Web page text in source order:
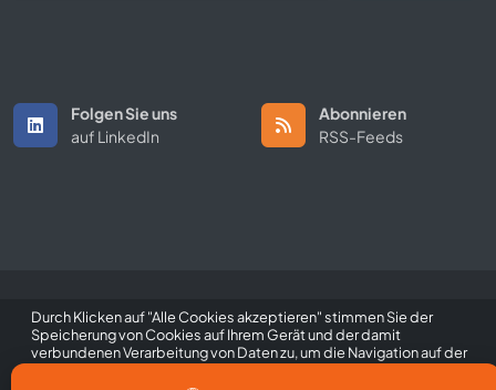
Folgen Sie uns
auf LinkedIn
Abonnieren
RSS-Feeds
Copyright © 2026 All Rights Reserved by ScaleFibre UK Ltd.
Allgemeine Geschäftsbedingungen / Datenschutzrichtlinie /
Durch Klicken auf "Alle Cookies akzeptieren" stimmen Sie der
Speicherung von Cookies auf Ihrem Gerät und der damit
verbundenen Verarbeitung von Daten zu, um die Navigation auf der